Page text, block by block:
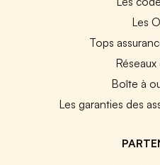
Les
Tops
Boîte à
Les garanties des